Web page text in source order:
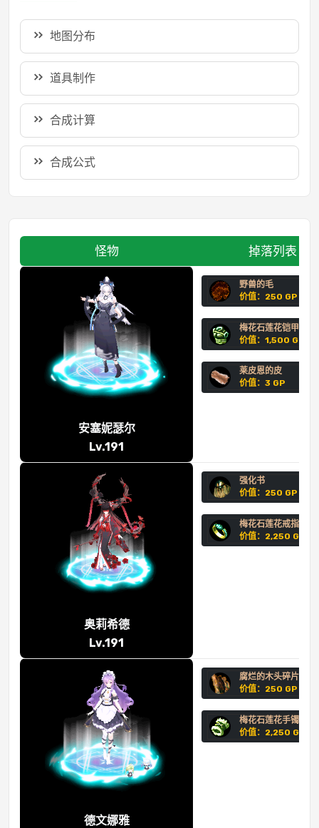
地图分布
道具制作
合成计算
合成公式
怪物 掉落列表
安塞妮瑟尔
Lv.191
野兽的毛
价值：250 GP
梅花石莲花铠甲
价值：1,500 GP
莱皮恩的皮
价值：3 GP
奥莉希德
Lv.191
强化书
价值：250 GP
梅花石莲花戒指
价值：2,250 GP
德文娜雅
腐烂的木头碎片
价值：250 GP
梅花石莲花手镯
价值：2,250 GP